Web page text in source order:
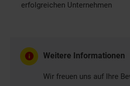
erfolgreichen Unternehmen
Weitere Informationen
Wir freuen uns auf Ihre